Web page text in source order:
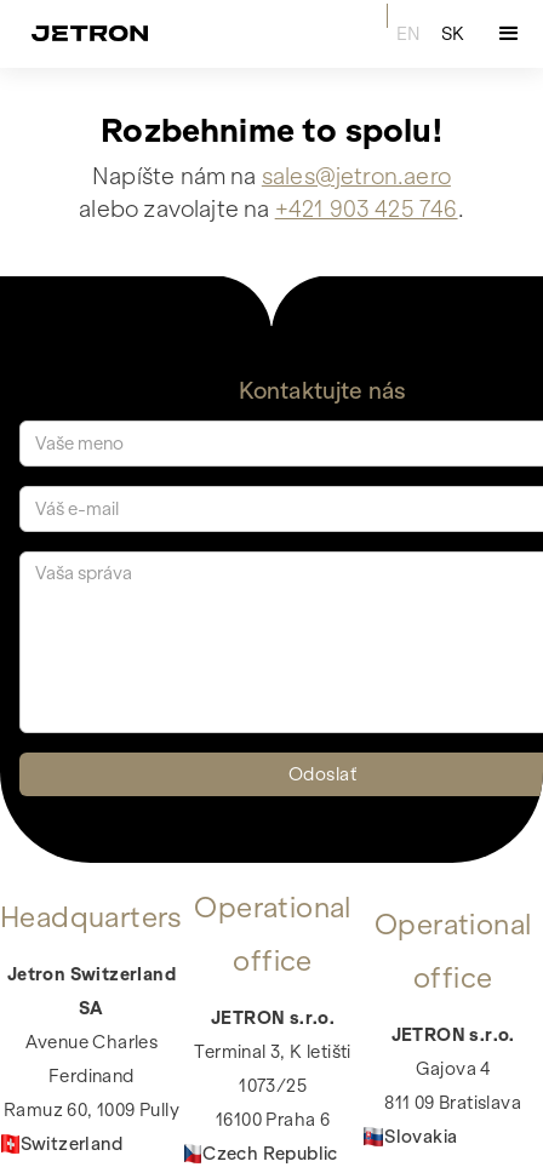
EN SK
Rozbehnime to spolu!
Napíšte nám na sales@jetron.aero
alebo zavolajte na +421 903 425 746.
Kontaktujte nás
Headquarters
Jetron Switzerland
SA
Avenue Charles
Ferdinand
Ramuz 60, 1009 Pully
Switzerland
Operational
office
JETRON s.r.o.
Terminal 3, K letišti
1073/25
16100 Praha 6
Czech Republic
Operational
office
JETRON s.r.o.
Gajova 4
811 09 Bratislava
Slovakia